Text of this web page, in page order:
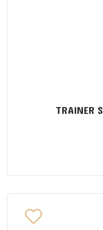
TRAINER